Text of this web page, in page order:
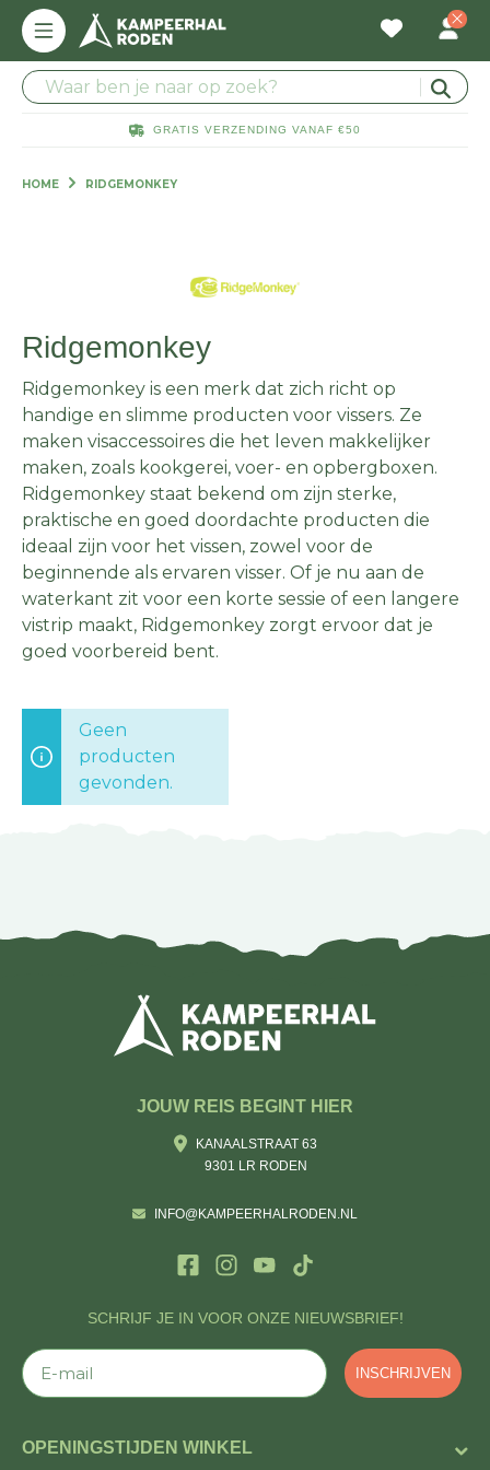
GRATIS VERZENDING VANAF €50
HOME RIDGEMONKEY
Ridgemonkey
Ridgemonkey is een merk dat zich richt op
handige en slimme producten voor vissers. Ze
maken visaccessoires die het leven makkelijker
maken, zoals kookgerei, voer- en opbergboxen.
Ridgemonkey staat bekend om zijn sterke,
praktische en goed doordachte producten die
ideaal zijn voor het vissen, zowel voor de
beginnende als ervaren visser. Of je nu aan de
waterkant zit voor een korte sessie of een langere
vistrip maakt, Ridgemonkey zorgt ervoor dat je
goed voorbereid bent.
Geen
producten
gevonden.
SCHRIJF JE IN VOOR ONZE NIEUWSBRIEF!
E-mail
INSCHRIJVEN
JOUW REIS BEGINT HIER
KANAALSTRAAT 63
9301 LR RODEN
INFO@KAMPEERHALRODEN.NL
OPENINGSTIJDEN WINKEL